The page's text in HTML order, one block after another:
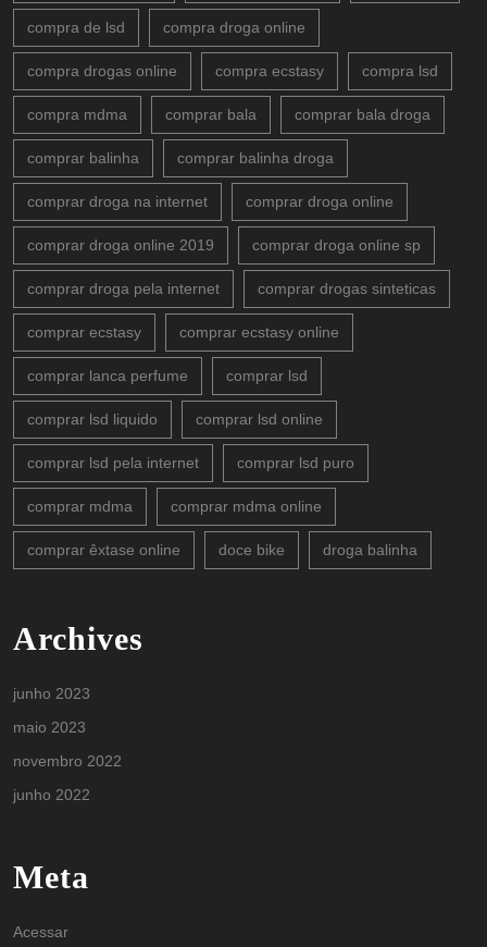
compra de lsd compra droga online
compra drogas online compra ecstasy compra lsd
compra mdma comprar bala comprar bala droga
comprar balinha comprar balinha droga
comprar droga na internet comprar droga online
comprar droga online 2019 comprar droga online sp
comprar droga pela internet comprar drogas sinteticas
comprar ecstasy comprar ecstasy online
comprar lanca perfume comprar lsd
comprar lsd liquido comprar lsd online
comprar lsd pela internet comprar lsd puro
comprar mdma comprar mdma online
comprar êxtase online doce bike droga balinha
Archives
junho 2023
maio 2023
novembro 2022
junho 2022
Meta
Acessar